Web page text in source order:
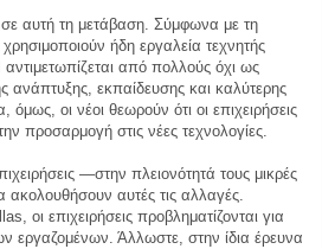
σε αυτή τη μετάβαση. Σύμφωνα με τη
ήδη εργαλεία τεχνητής
από πολλούς όχι ως
εκπαίδευσης και καλύτερης
οι νέοι θεωρούν ότι οι επιχειρήσεις
προσαρμογή στις νέες τεχνολογίες.
—στην πλειονότητά τους μικρές
ακολουθήσουν αυτές τις αλλαγές.
οι επιχειρήσεις προβληματίζονται για
εργαζομένων. Άλλωστε, στην ίδια έρευνα